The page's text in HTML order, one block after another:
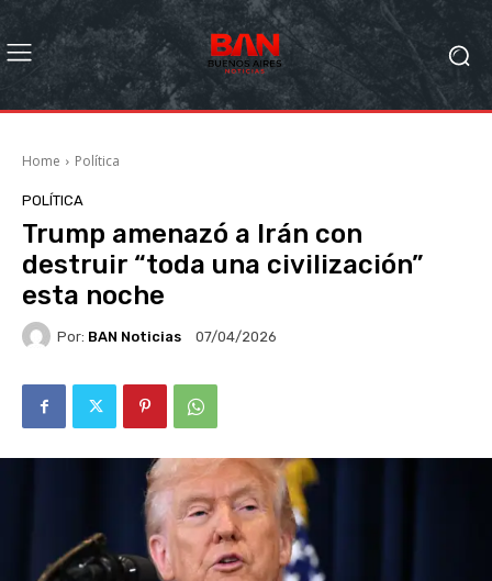
Home Política
POLÍTICA
Trump amenazó a Irán con
destruir “toda una civilización”
esta noche
Por: BAN Noticias 07/04/2026